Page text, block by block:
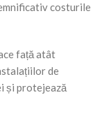
costurile
față atât
de
și protejează